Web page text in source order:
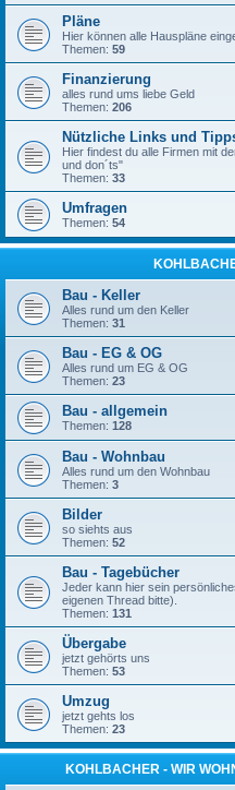
Pläne
Hier können alle Hauspläne
Themen: 59
Finanzierung
alles rund ums liebe Geld
Themen: 206
Nützliche Links und
Hier findest du alle Firmen mit
und don´ts"
Themen: 33
Umfragen
Themen: 54
Bau - Keller
Alles rund um den Keller
Themen: 31
Bau - EG & OG
Alles rund um EG & OG
Themen: 23
Bau - allgemein
Themen: 128
Bau - Wohnbau
Alles rund um den Wohnbau
Themen: 3
Bilder
so siehts aus
Themen: 52
Bau - Tagebücher
Jeder kann hier sein
eigenen Thread bitte).
Themen: 131
Übergabe
jetzt gehörts uns
Themen: 53
Umzug
jetzt gehts los
Themen: 23
KOHLBACHER - WIR